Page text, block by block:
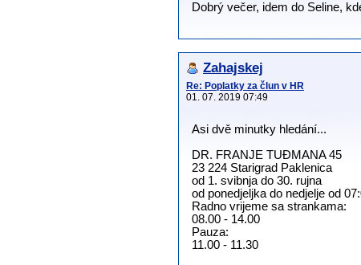
Dobrý večer, idem do Seline,
Zahajskej
Re: Poplatky za člun v HR
01. 07. 2019 07:49
Asi dvě minutky hledání...
DR. FRANJE TUĐMANA 45
23 224 Starigrad Paklenica
od 1. svibnja do 30. rujna
od ponedjeljka do nedjelje od
Radno vrijeme sa strankama:
08.00 - 14.00
Pauza:
11.00 - 11.30